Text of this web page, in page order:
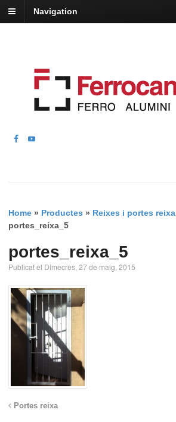
Navigation
Home » Productes » Reixes i portes reixa
portes_reixa_5
portes_reixa_5
Publicat el Dimecres, 27 de maig, 2015
Portes reixa